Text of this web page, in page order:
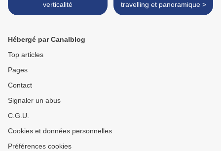
verticalité
travelling et panoramique >
Hébergé par Canalblog
Top articles
Pages
Contact
Signaler un abus
C.G.U.
Cookies et données personnelles
Préférences cookies